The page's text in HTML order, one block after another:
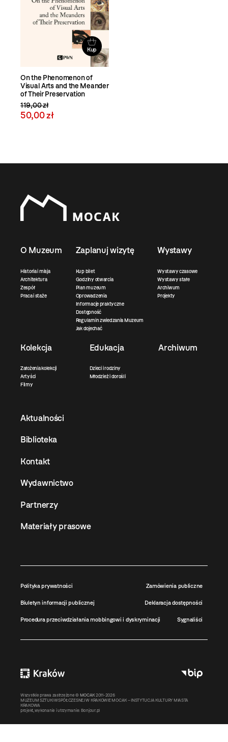
Kup
On the Phenomenon of
Visual Arts and the Meander
of Their Preservation
119,00 zł
50,00 zł
O Muzeum
Historia i misja
Architektura
Zespół
Praca i staże
Zaplanuj wizytę
Kup bilet
Godziny otwarcia
Plan muzeum
Oprowadzenia
Informacje praktyczne
Dostępność
Regulamin zwiedzania Muzeum
Jak dojechać
Wystawy
Wystawy czasowe
Wystawy stałe
Archiwum
Projekty
Kolekcja
Założenia kolekcji
Artyści
Filmy
Edukacja
Dzieci i rodziny
Młodzież i dorośli
Archiwum
Aktualności
Biblioteka
Kontakt
Wydawnictwo
Partnerzy
Materiały prasowe
Polityka prywatności Zamówienia publiczne
Biuletyn informacji publicznej Deklaracja dostępności
Procedura przeciwdziałania mobbingowi i dyskryminacji Sygnaliści
Wszystkie prawa zastrzeżone © MOCAK 2011-2026
MUZEUM SZTUKI WSPÓŁCZESNEJ W KRAKOWIE MOCAK – INSTYTUCJA KULTURY MIASTA
KRAKOWA
projekt, wykonanie i utrzymanie: Bonjour.pl